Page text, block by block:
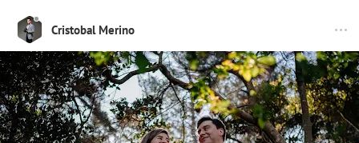
Cristobal Merino